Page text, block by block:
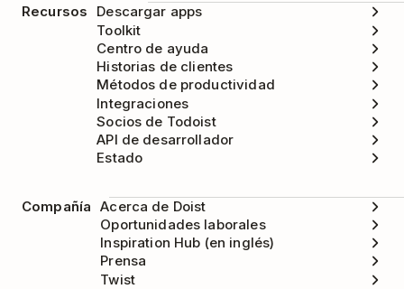
Recursos
Descargar apps
Toolkit
Centro de ayuda
Historias de clientes
Métodos de productividad
Integraciones
Socios de Todoist
API de desarrollador
Estado
Compañía Acerca de Doist
Oportunidades laborales
Inspiration Hub (en inglés)
Prensa
Twist